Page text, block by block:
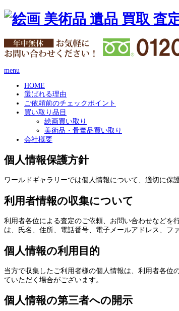
menu
HOME
選ばれる理由
ご依頼前のチェックポイント
買い取り品目
絵画買い取り
美術品・骨董品買い取り
会社概要
個人情報保護方針
ワールドギャラリーでは個人情報について、適切に保
利用者情報の収集について
利用者各位による査定のご依頼、お問い合わせなどを
は、氏名、住所、電話番号、電子メールアドレス、フ
個人情報の利用目的
当方で収集したご利用者様の個人情報は、利用者各
ていただく場合がございます。
個人情報の第三者への開示